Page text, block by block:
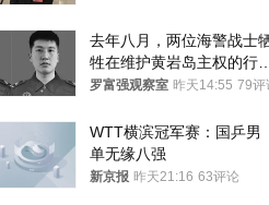
去年八月，两位海警战士
牲在维护黄岩岛主权的行动
中
罗富强观察室 昨天14:55 79评
WTT横滨冠军赛：国乒男
单无缘八强
新京报 昨天21:16 63评论